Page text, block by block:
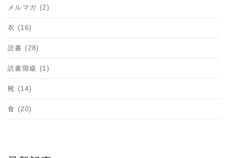
メルマガ (2)
衣 (16)
読書 (28)
読書階級 (1)
靴 (14)
食 (20)